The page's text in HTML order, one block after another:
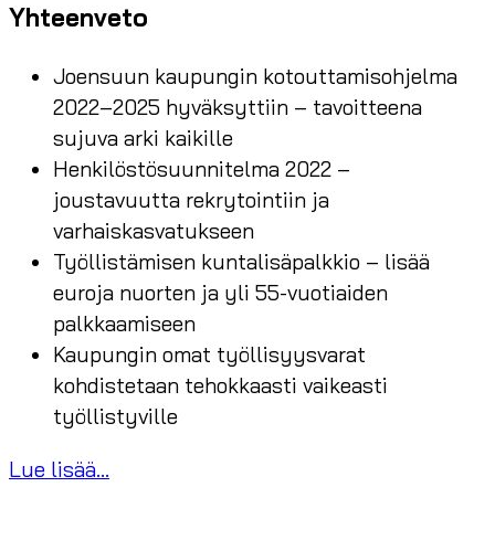
Yhteenveto
Joensuun kaupungin kotouttamisohjelma
2022–2025 hyväksyttiin – tavoitteena
sujuva arki kaikille
Henkilöstösuunnitelma 2022 –
joustavuutta rekrytointiin ja
varhaiskasvatukseen
Työllistämisen kuntalisäpalkkio – lisää
euroja nuorten ja yli 55-vuotiaiden
palkkaamiseen
Kaupungin omat työllisyysvarat
kohdistetaan tehokkaasti vaikeasti
työllistyville
Lue lisää...